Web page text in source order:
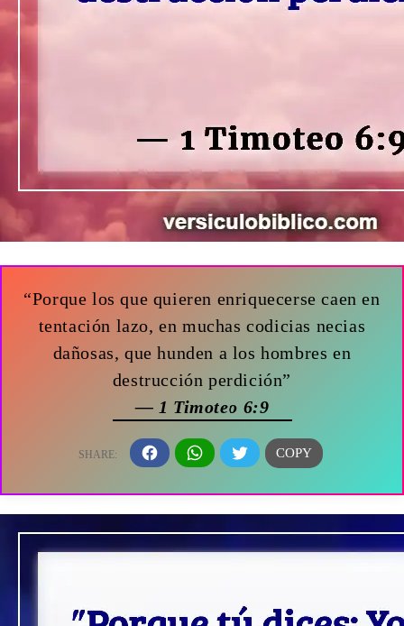
“Porque los que quieren enriquecerse caen en
tentación lazo, en muchas codicias necias
dañosas, que hunden a los hombres en
destrucción perdición”
— 1 Timoteo 6:9